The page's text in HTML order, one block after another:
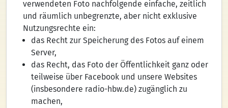
verwendeten Foto nachfolgende einfache, zeitlich
und räumlich unbegrenzte, aber nicht exklusive
Nutzungsrechte ein:
das Recht zur Speicherung des Fotos auf einem
Server,
das Recht, das Foto der Öffentlichkeit ganz oder
teilweise über Facebook und unsere Websites
(insbesondere radio-hbw.de) zugänglich zu
machen,